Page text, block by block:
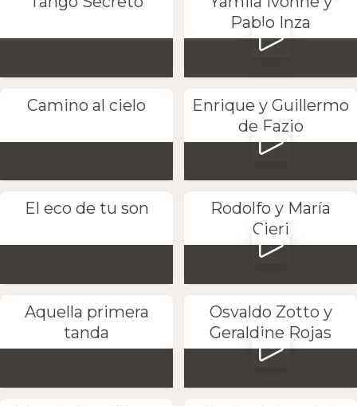
Pablo Inza
Camino al cielo
Enrique y Guillermo
de Fazio
El eco de tu son
Rodolfo y María
Cieri
Aquella primera
tanda
Osvaldo Zotto y
Geraldine Rojas